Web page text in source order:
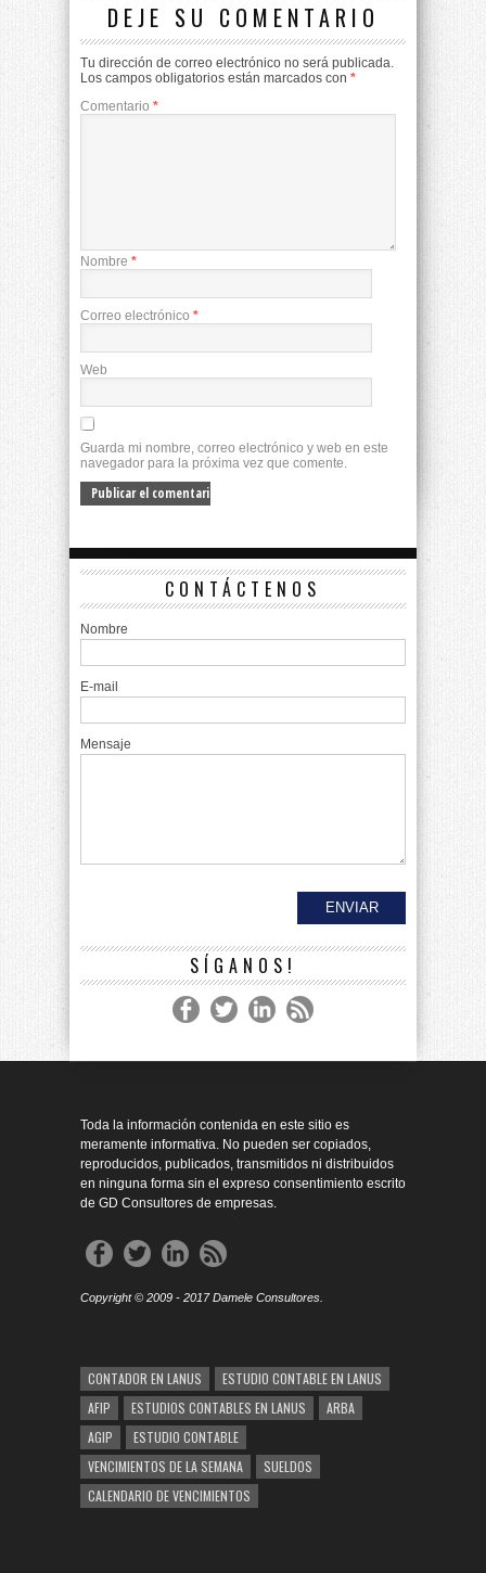
DEJE SU COMENTARIO
Tu dirección de correo electrónico no será publicada.
Los campos obligatorios están marcados con *
Comentario *
Nombre *
Correo electrónico *
Web
Guarda mi nombre, correo electrónico y web en este
navegador para la próxima vez que comente.
CONTÁCTENOS
Nombre
E-mail
Mensaje
SÍGANOS!
Toda la información contenida en este sitio es
meramente informativa. No pueden ser copiados,
reproducidos, publicados, transmitidos ni distribuidos
en ninguna forma sin el expreso consentimiento escrito
de GD Consultores de empresas.
Copyright © 2009 - 2017 Damele Consultores.
CONTADOR EN LANUS
ESTUDIO CONTABLE EN LANUS
AFIP
ESTUDIOS CONTABLES EN LANUS
ARBA
AGIP
ESTUDIO CONTABLE
VENCIMIENTOS DE LA SEMANA
SUELDOS
CALENDARIO DE VENCIMIENTOS